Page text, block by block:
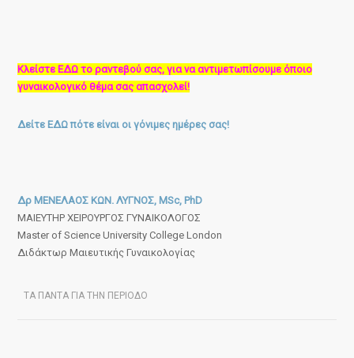
Κλείστε ΕΔΩ το ραντεβού σας, για να αντιμετωπίσουμε όποιο
γυναικολογικό θέμα σας απασχολεί!
Δείτε ΕΔΩ πότε είναι οι γόνιμες ημέρες σας!
Δρ ΜΕΝΕΛΑΟΣ ΚΩΝ. ΛΥΓΝΟΣ, MSc, PhD
ΜΑΙΕΥΤΗΡ ΧΕΙΡΟΥΡΓΟΣ ΓΥΝΑΙΚΟΛΟΓΟΣ
Master of Science University College London
Διδάκτωρ Μαιευτικής Γυναικολογίας
ΤΑ ΠΑΝΤΑ ΓΙΑ ΤΗΝ ΠΕΡΙΟΔΟ